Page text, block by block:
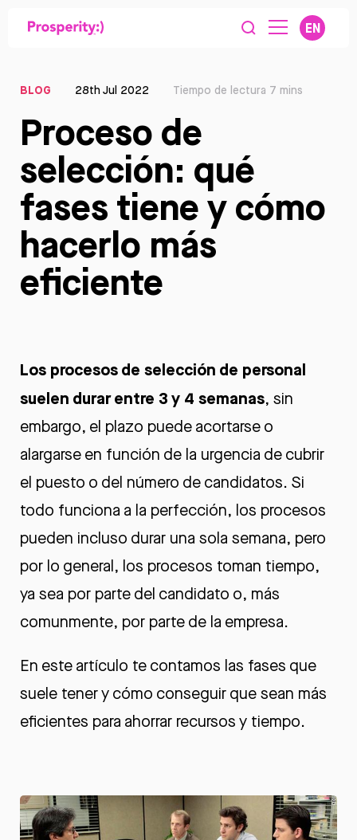
EN
BLOG 28th Jul 2022 Tiempo de lectura 7 mins
Proceso de
selección: qué
fases tiene y cómo
hacerlo más
eficiente
Los procesos de selección de personal
suelen durar entre 3 y 4 semanas, sin
embargo, el plazo puede acortarse o
alargarse en función de la urgencia de cubrir
el puesto o del número de candidatos. Si
todo funciona a la perfección, los procesos
pueden incluso durar una sola semana, pero
por lo general, los procesos toman tiempo,
ya sea por parte del candidato o, más
comunmente, por parte de la empresa.
En este artículo te contamos las fases que
suele tener y cómo conseguir que sean más
eficientes para ahorrar recursos y tiempo.